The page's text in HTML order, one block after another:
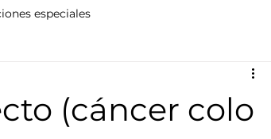
especiales
(cáncer colo